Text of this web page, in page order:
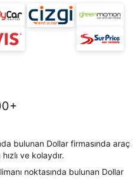
bulunan Dollar firmasında araç
ve kolaydır.
noktasında bulunan Dollar